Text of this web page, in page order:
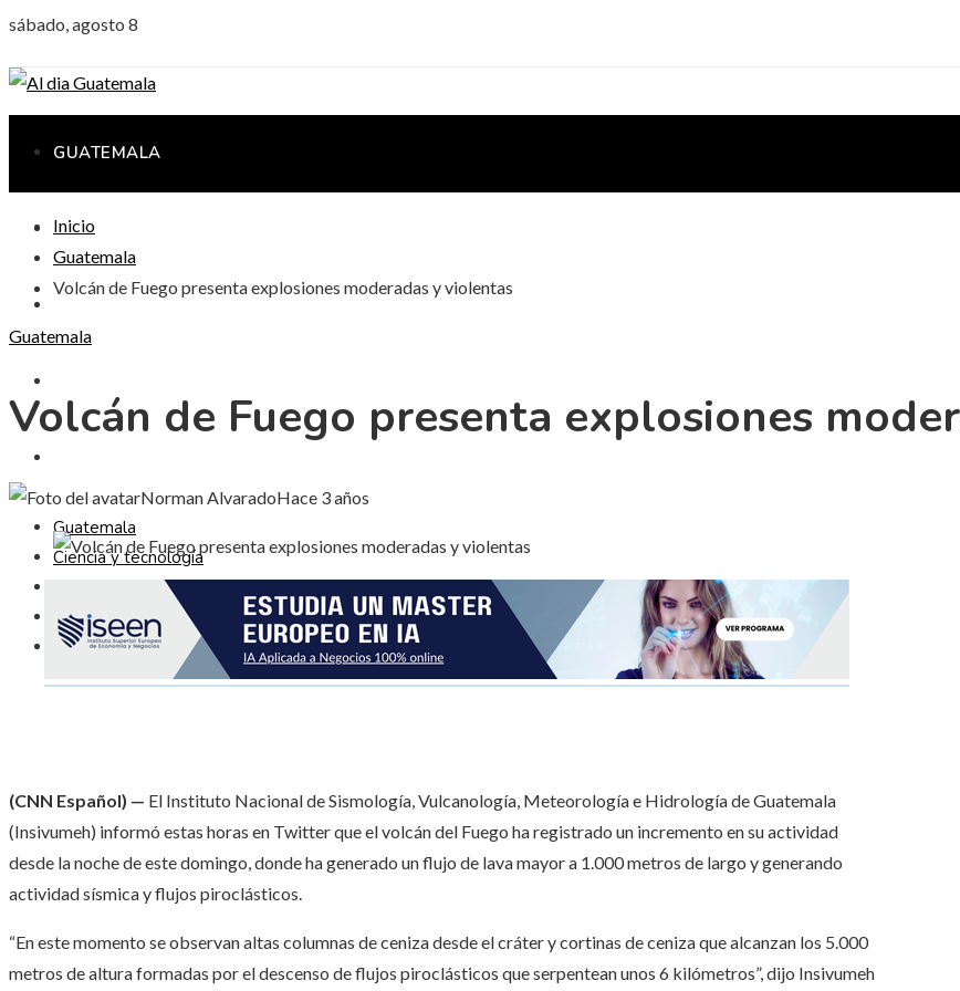
sábado, agosto 8
GUATEMALA
CIENCIA Y TECNOLOGÍA
Guatemala
Ciencia y tecnología
Responsabilidad social
Inversiones y negocios
Inicio
Guatemala
Volcán de Fuego presenta explosiones moderadas y violentas
Guatemala
Volcán de Fuego presenta explosiones
Norman AlvaradoHace 3 años
(CNN Español) — El Instituto Nacional de Sismología, Vulcanología, Meteorología e Hidrología de Guatemala
(Insivumeh) informó estas horas en Twitter que el volcán del Fuego ha registrado un incremento en su actividad
desde la noche de este domingo, donde ha generado un flujo de lava mayor a 1.000 metros de largo y generando
actividad sísmica y flujos piroclásticos.
“En este momento se observan altas columnas de ceniza desde el cráter y cortinas de ceniza que alcanzan los 5.000
metros de altura formadas por el descenso de flujos piroclásticos que serpentean unos 6 kilómetros”, dijo Insivumeh